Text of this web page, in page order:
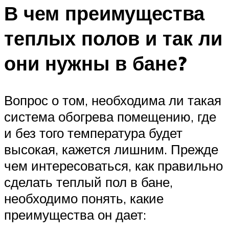
В чем преимущества
теплых полов и так ли
они нужны в бане?
Вопрос о том, необходима ли такая
система обогрева помещению, где
и без того температура будет
высокая, кажется лишним. Прежде
чем интересоваться, как правильно
сделать теплый пол в бане,
необходимо понять, какие
преимущества он дает: